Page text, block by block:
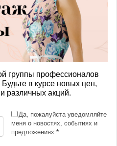
сада
ценам
масштаб
в 1 клик
группы профессионалов
в курсе новых цен,
различных акций.
Да, пожалуйста уведомляйте
меня о новостях, событиях и
предложениях *